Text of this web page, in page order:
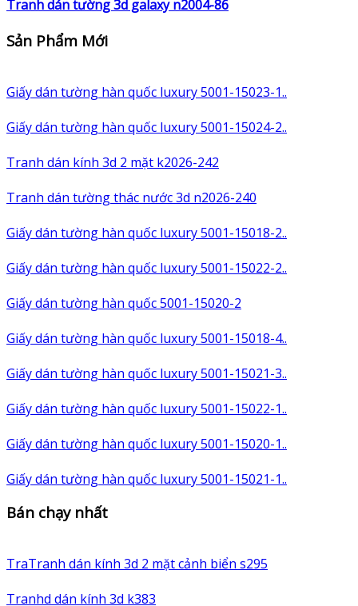
Tranh dán tường 3d galaxy n2004-86
Sản Phẩm Mới
Giấy dán tường hàn quốc luxury 5001-15023-1..
Giấy dán tường hàn quốc luxury 5001-15024-2..
Tranh dán kính 3d 2 mặt k2026-242
Tranh dán tường thác nước 3d n2026-240
Giấy dán tường hàn quốc luxury 5001-15018-2..
Giấy dán tường hàn quốc luxury 5001-15022-2..
Giấy dán tường hàn quốc 5001-15020-2
Giấy dán tường hàn quốc luxury 5001-15018-4..
Giấy dán tường hàn quốc luxury 5001-15021-3..
Giấy dán tường hàn quốc luxury 5001-15022-1..
Giấy dán tường hàn quốc luxury 5001-15020-1..
Giấy dán tường hàn quốc luxury 5001-15021-1..
Bán chạy nhất
TraTranh dán kính 3d 2 mặt cảnh biển s295
Tranhd dán kính 3d k383